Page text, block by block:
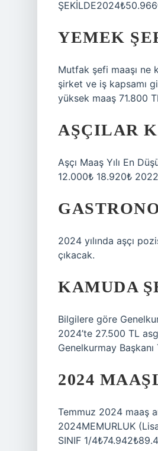
YEMEK
Mutfak şefi maaşı ne
şirket ve iş kapsamı
yüksek maaş 71.800
AŞÇILAR
Aşçı Maaş Yılı En
12.000₺ 18.920₺
2024 yılında aşçı
çıkacak.
KAMUDA
Bilgilere göre
2024’te 27.500 TL
Genelkurmay
2024
Temmuz 2024 maaş
2024MEMURLUK
SINIF 1/